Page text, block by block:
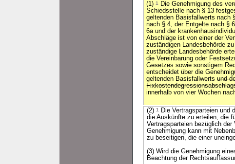
(1) 1
Die Genehmigung des
Schiedsstelle nach § 13
geltenden Basisfallwerts nach
nach § 4, der Entgelte nach §
6a und der
Abschläge ist von einer der
zuständigen Landesbehörde
zuständige Landesbehörde
die Vereinbarung oder
Gesetzes sowie sonstigem
entscheidet über die
geltenden Basisfallwerts und
innerhalb von vier Wochen
(2) 1
Die Vertragsparteien und
die Auskünfte zu erteilen, die
Vertragsparteien bezüglich
Genehmigung kann mit
zu beseitigen, die einer
(3) Wird die Genehmigung
Beachtung der